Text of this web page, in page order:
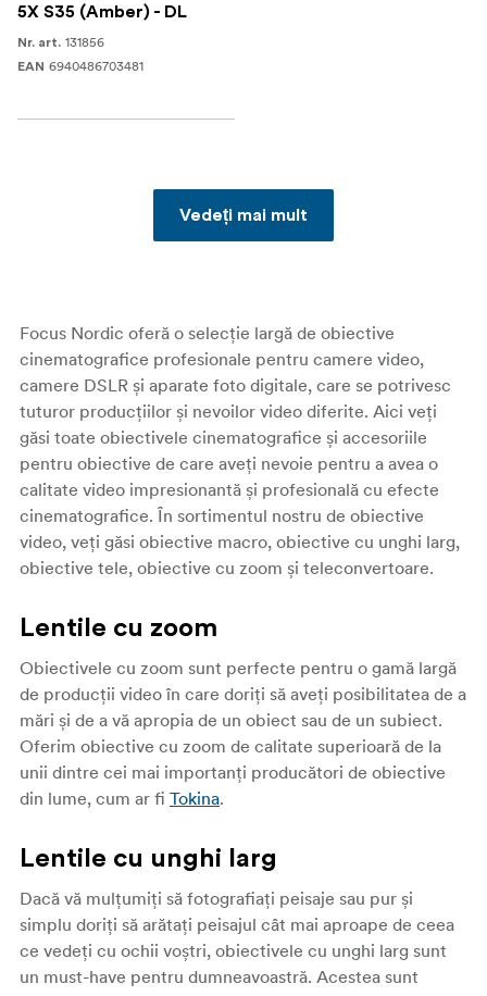
5X S35 (Amber) - DL
Nr. art. 131856
EAN 6940486703481
Vedeți mai mult
Focus Nordic oferă o selecție largă de obiective
cinematografice profesionale pentru camere video,
camere DSLR și aparate foto digitale, care se potrivesc
tuturor producțiilor și nevoilor video diferite. Aici veți
găsi toate obiectivele cinematografice și accesoriile
pentru obiective de care aveți nevoie pentru a avea o
calitate video impresionantă și profesională cu efecte
cinematografice. În sortimentul nostru de obiective
video, veți găsi obiective macro, obiective cu unghi larg,
obiective tele, obiective cu zoom și teleconvertoare.
Lentile cu zoom
Obiectivele cu zoom sunt perfecte pentru o gamă largă
de producții video în care doriți să aveți posibilitatea de a
mări și de a vă apropia de un obiect sau de un subiect.
Oferim obiective cu zoom de calitate superioară de la
unii dintre cei mai importanți producători de obiective
din lume, cum ar fi Tokina.
Lentile cu unghi larg
Dacă vă mulțumiți să fotografiați peisaje sau pur și
simplu doriți să arătați peisajul cât mai aproape de ceea
ce vedeți cu ochii voștri, obiectivele cu unghi larg sunt
un must-have pentru dumneavoastră. Acestea sunt